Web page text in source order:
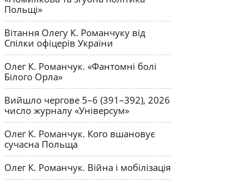
Польщі»
Вітання Олегу К. Романчуку від
Спілки офіцерів України
Олег К. Романчук. «Фантомні болі
Білого Орла»
Вийшло чергове 5–6 (391–392), 2026
число журналу «Універсум»
Олег К. Романчук. Кого вшановує
сучасна Польща
Олег К. Романчук. Війна і мобілізація